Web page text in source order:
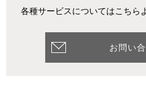
各種サービスについてはこちら
お問い